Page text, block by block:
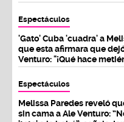
Espectáculos
'Gato' Cuba 'cuadra' a
que esta afirmara que
Venturo: "¡Qué hace
Espectáculos
Melissa Paredes reveló
sin cama a Ale Venturo: